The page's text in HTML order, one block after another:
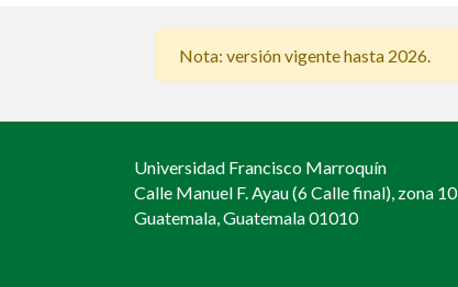
Nota: versión vigente hasta 2026.
Universidad Francisco Marroquín
Calle Manuel F. Ayau (6 Calle final), zona 10
Guatemala, Guatemala 01010